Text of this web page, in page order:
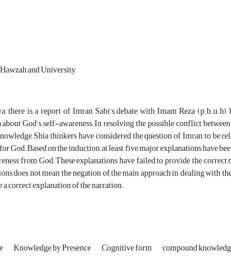
and University
there is a report of Imran Sabi's debate with Imam Reza
God's self-awareness.In resolving the possible conflict
Shia thinkers have considered the question of Imran to be
God.Based on the induction, at least five major explanations have
from God.These explanations have failed to provide the
does not mean the negation of the main approach in dealing with
correct explanation of the narration.
Knowledge by Presence Cognitive form compound